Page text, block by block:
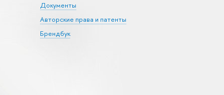
Документы
Авторские права и патенты
Брендбук